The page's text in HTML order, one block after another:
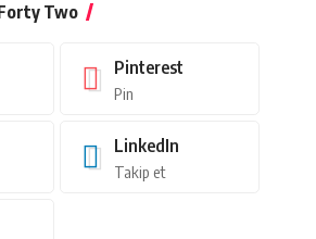
Two
Pinterest
Pin
LinkedIn
Takip et